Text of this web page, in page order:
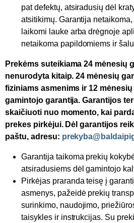
pat defektų, atsiradusių dėl
atsitikimų. Garantija
laikomi lauke arba drėgnoje
netaikoma papildomiems ir
Prekėms suteikiama 24 mėnesių
nenurodyta kitaip. 24 mėnesių
fiziniams asmenims ir 12
gamintojo garantija. Garantijos
skaičiuoti nuo momento, kai
prekes pirkėjui. Dėl garantijos
paštu, adresu:
Garantija taikoma prekių
atsiradusiems dėl gamintojo
Pirkėjas praranda teisę į
asmenys, pažeidė prekių
surinkimo, naudojimo,
taisykles ir instrukcijas. Su